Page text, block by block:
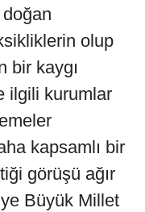
olup
bir kaygı
ilgili kurumlar
kapsamlı bir
görüşü ağır
Büyük Millet